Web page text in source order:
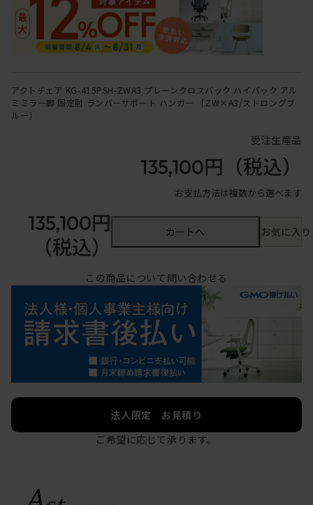
アクトチェア KG-415PSH-ZWA3 プレーンクロスバック ハイバック アル
ミミラー脚 固定肘 ランバーサポート ハンガー ［ZW×A3/ストロングブ
ルー］
受注生産品
135,100円 （税込）
お支払方法は複数から選べます
135,100円
（税込）
カートへ お気に入
この商品について問い合わせる
法人限定 お見積り
ご希望に応じて承ります。